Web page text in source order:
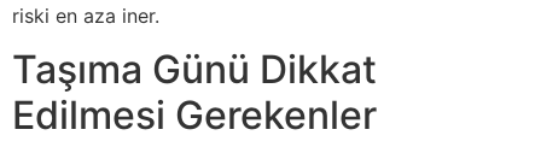
riski en aza iner.
Taşıma Günü Dikkat
Edilmesi Gerekenler